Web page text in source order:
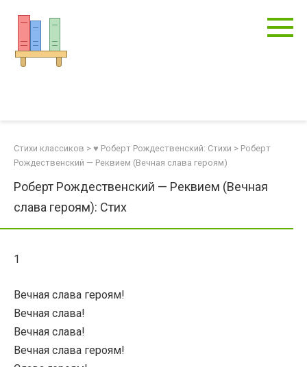
контенту
Стихи классиков > ♥ Роберт Рождественский: Стихи > Роберт
Рождественский — Реквием (Вечная слава героям)
Роберт Рождественский — Реквием (Вечная
слава героям): Стих
1
Вечная слава героям!
Вечная слава!
Вечная слава!
Вечная слава героям!